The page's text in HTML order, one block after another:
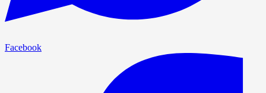
Facebook